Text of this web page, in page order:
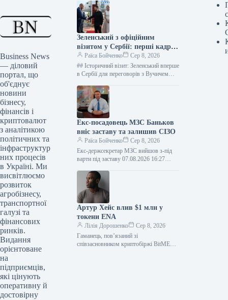
Business News
— діловий
портал, що
об'єднує
новини
бізнесу,
фінансів і
криптовалют
з аналітикою
політичних та
інфраструктур
них процесів
в Україні. Ми
висвітлюємо
розвиток
агробізнесу,
транспортної
галузі та
фінансових
ринків.
Видання
орієнтоване
на
підприємців,
які цінують
оперативну й
достовірну
Зеленський з офіційним
візитом у Сербії: перші кадри
зустрічі з Вучичем
Раїса Бойченко
Сер 8, 2026
## Історичний візит: Зеленський вперше
в Сербії для переговорів з Вучичем
України Володимир Зеленський
здійснив свій…
Екс-посадовець МЗС Баньков
вніс заставу та залишив СІЗО
Раїса Бойченко
Сер 8, 2026
Екс-держсекретар МЗС вийшов з-під
варти під заставу 07.08.2026 16:27
Міністерства закордонних справ
Олександра Банькова звільнено з
Артур Хейс влив $1 млн у
токени ENA
Лілія Дорошенко
Сер 8, 2026
Гаманець, пов’язаний зі
співзасновником криптобіржі BitMEX